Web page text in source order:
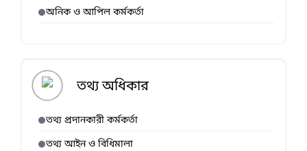
অনিক ও আপিল কর্মকর্তা
তথ্য অধিকার
তথ্য প্রদানকারী কর্মকর্তা
তথ্য আইন ও বিধিমালা